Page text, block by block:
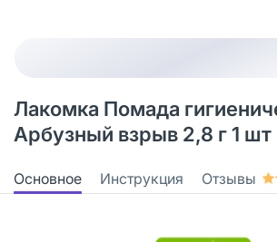
Лакомка Помада
Арбузный взрыв 2,8 г 1 шт
Основное Инструкция Отзывы